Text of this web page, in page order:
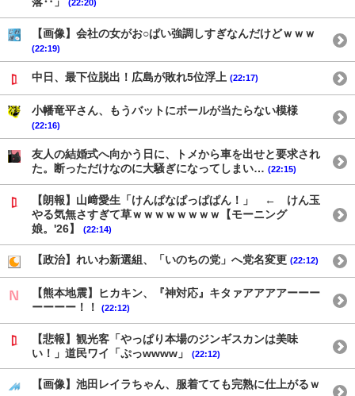
(22:20)
【画像】会社の女がお○ぱい強調しすぎなんだけどｗｗｗ
(22:19)
中日、最下位脱出！広島が敗れ5位浮上 (22:17)
小幡竜平さん、もうバットにボールが当たらない模様
(22:16)
友人の結婚式へ向かう日に、トメから車を出せと要求され
た。断っただけなのに大騒ぎになってしまい… (22:15)
【朗報】山﨑愛生「けんぱなぱっぱぱん！」 ← けん玉
やる気無さすぎて草ｗｗｗｗｗｗｗｗ【モーニング
娘。'26】
(22:14)
【政治】れいわ新選組、「いのちの党」へ党名変更 (22:12)
【熊本地震】ヒカキン、『神対応』キタァアアアアーーー
ーーーー！！
(22:12)
【悲報】観光客「やっぱり本場のジンギスカンは美味
い！」道民ワイ「ぷっwwww」
(22:12)
【画像】池田レイラちゃん、服着てても完熟に仕上がるｗ